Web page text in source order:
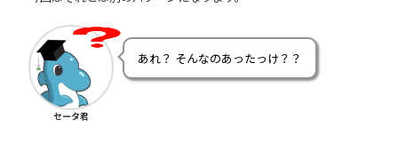
セータ君
あれ？ そんなのあったっけ？？